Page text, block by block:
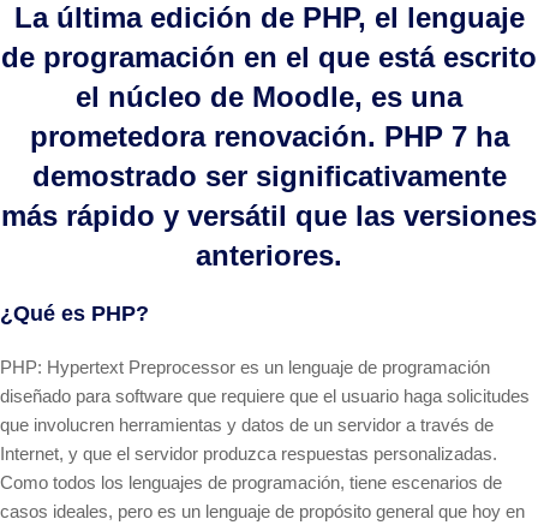
La última edición de PHP, el lenguaje
de programación en el que está escrito
el núcleo de Moodle, es una
prometedora renovación. PHP 7 ha
demostrado ser significativamente
más rápido y versátil que las versiones
anteriores.
¿Qué es PHP?
PHP: Hypertext Preprocessor es un lenguaje de programación
diseñado para software que requiere que el usuario haga solicitudes
que involucren herramientas y datos de un servidor a través de
Internet, y que el servidor produzca respuestas personalizadas.
Como todos los lenguajes de programación, tiene escenarios de
casos ideales, pero es un lenguaje de propósito general que hoy en